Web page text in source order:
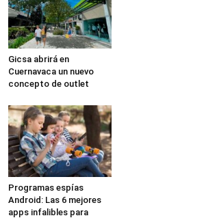
Gicsa abrirá en
Cuernavaca un nuevo
concepto de outlet
Programas espías
Android: Las 6 mejores
apps infalibles para